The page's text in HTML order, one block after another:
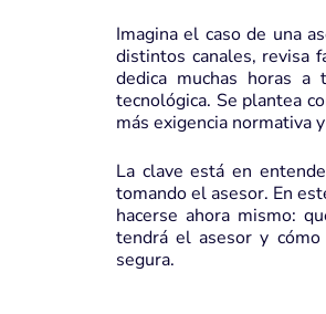
Imagina el caso de una
distintos canales, revisa
dedica muchas horas
tecnológica. Se plantea
más exigencia normativa
La clave está en
tomando el asesor. En
hacerse ahora mismo:
tendrá el asesor y
segura.